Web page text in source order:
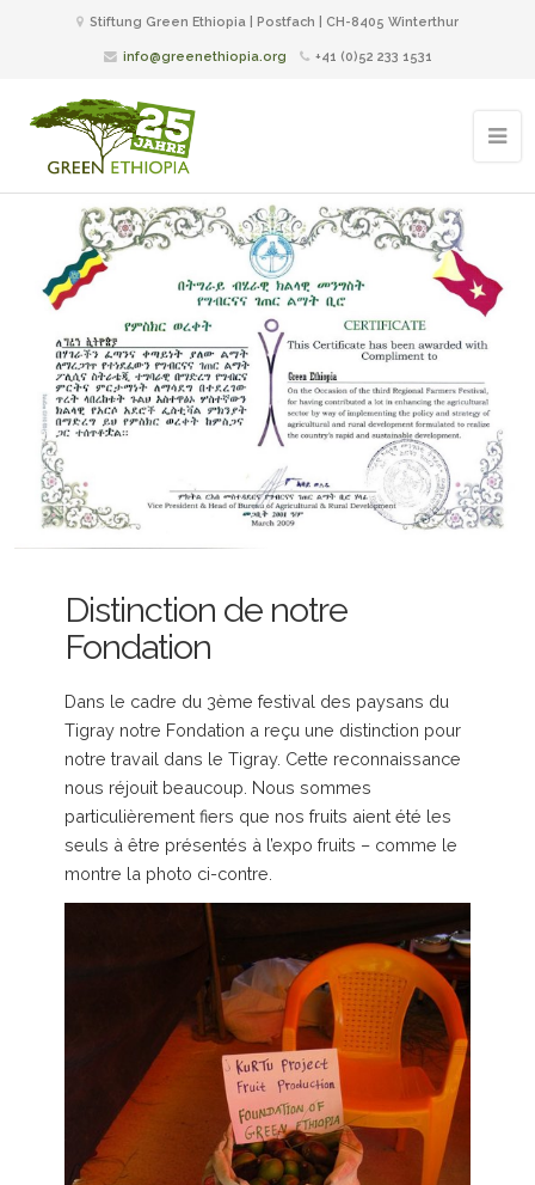
Stiftung Green Ethiopia | Postfach | CH-8405 Winterthur
info@greenethiopia.org +41 (0)52 233 1531
Distinction de notre
Fondation
Dans le cadre du 3ème festival des paysans du
Tigray notre Fondation a reçu une distinction pour
notre travail dans le Tigray. Cette reconnaissance
nous réjouit beaucoup. Nous sommes
particulièrement fiers que nos fruits aient été les
seuls à être présentés à l’expo fruits – comme le
montre la photo ci-contre.